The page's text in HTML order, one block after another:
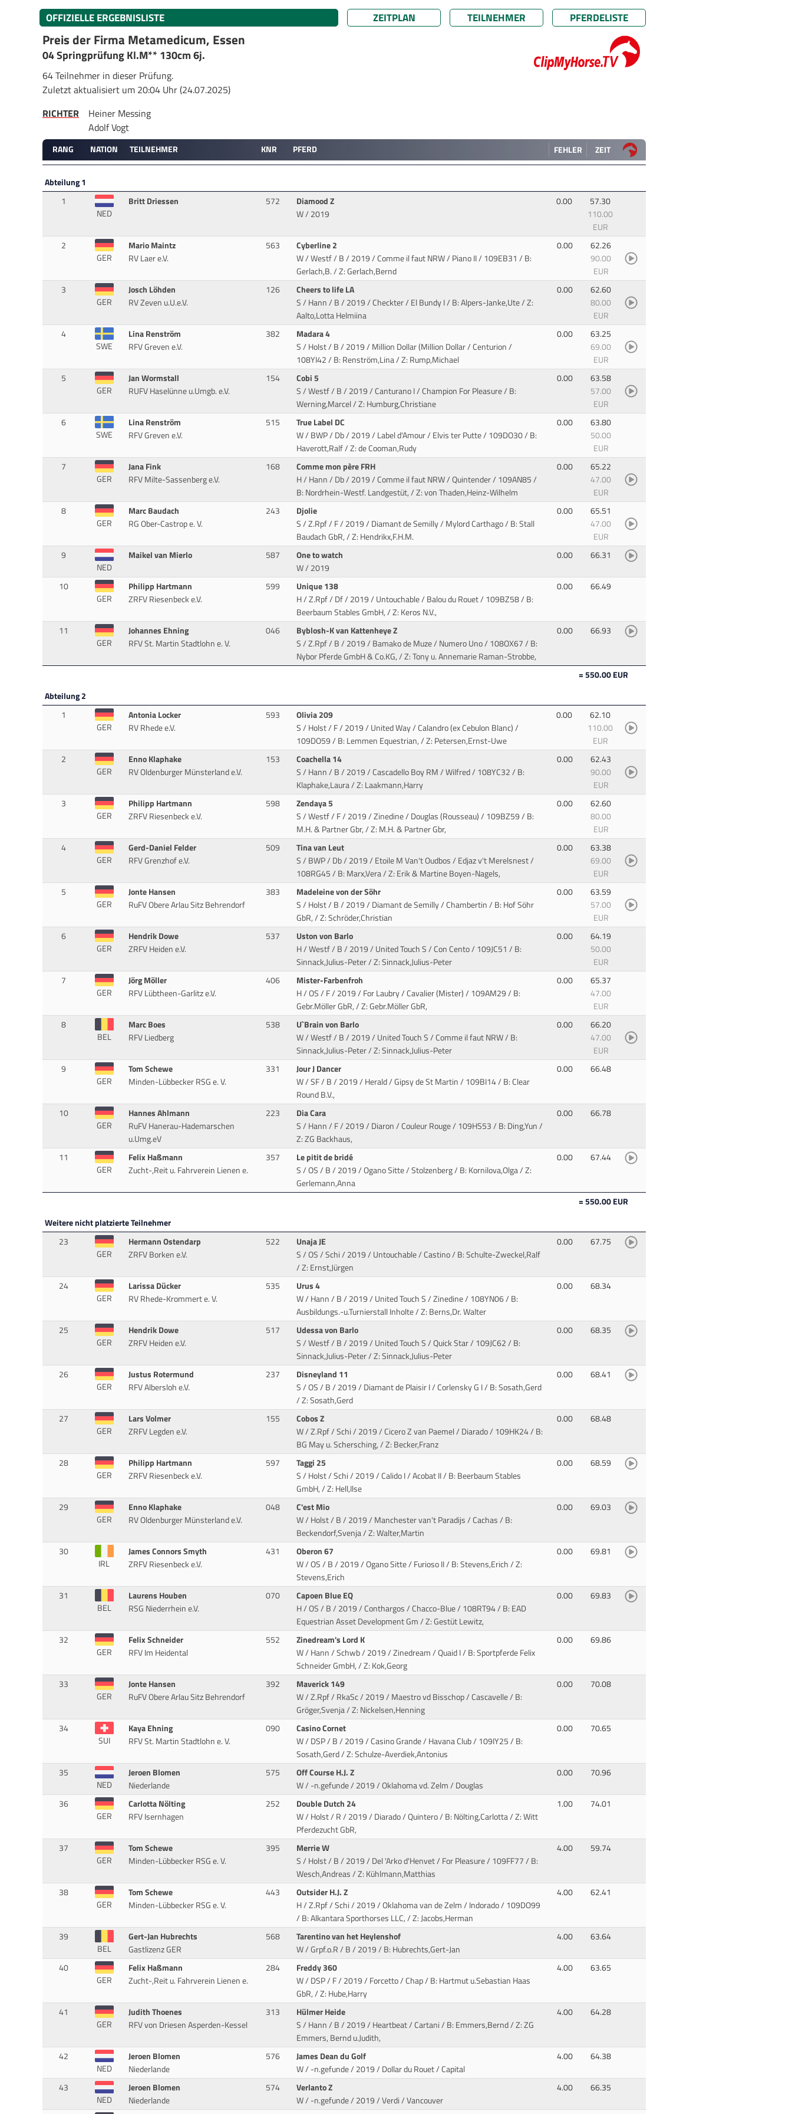
OFFIZIELLE ERGEBNISLISTE ZEITPLAN TEILNEHMER PFERDELISTE
Preis der Firma Metamedicum, Essen
04 Springprüfung Kl.M** 130cm 6j.
64 Teilnehmer in dieser Prüfung.
Zuletzt aktualisiert um 20:04 Uhr (24.07.2025)
RICHTER
Heiner Messing
Adolf Vogt
RANG NATION TEILNEHMER KNR PFERD FEHLER ZEIT
Abteilung 1
1
NED
Britt Driessen 572
Diamood Z
W / 2019
0.00
57.30
110.00
EUR
2
GER
Mario Maintz
RV Laer e.V.
563
Cyberline 2
W / Westf / B / 2019 / Comme il faut NRW / Piano II/ 109EB31 / B:
Gerlach,B. / Z: Gerlach,Bernd
0.00
62.26
90.00
EUR
3
GER
Josch Löhden
RV Zeven u.U.e.V.
126
Cheers to life LA
S / Hann / B / 2019 / Checkter / El Bundy I/ B: Alpers-Janke,Ute / Z:
Aalto,Lotta Helmiina
0.00
62.60
80.00
EUR
4
SWE
Lina Renström
RFV Greven e.V.
382
Madara 4
S / Holst / B / 2019 / Million Dollar (Million Dollar / Centurion/
108YI42 / B: Renström,Lina / Z: Rump,Michael
0.00
63.25
69.00
EUR
5
GER
Jan Wormstall
RUFV Haselünne u.Umgb. e.V.
154
Cobi 5
S / Westf / B / 2019 / Canturano I / Champion For Pleasure/ B:
Werning,Marcel / Z: Humburg,Christiane
0.00
63.58
57.00
EUR
6
SWE
Lina Renström
RFV Greven e.V.
515
True Label DC
W / BWP / Db / 2019 / Label d'Amour / Elvis ter Putte/ 109DO30 / B:
Haverott,Ralf / Z: de Cooman,Rudy
0.00
63.80
50.00
EUR
7
GER
Jana Fink
RFV Milte-Sassenberg e.V.
168
Comme mon père FRH
H / Hann / Db / 2019 / Comme il faut NRW / Quintender/ 109AN85 /
B: Nordrhein-Westf. Landgestüt, / Z: von Thaden,Heinz-Wilhelm
0.00
65.22
47.00
EUR
8
GER
Marc Baudach
RG Ober-Castrop e. V.
243
Djolie
S / Z.Rpf / F / 2019 / Diamant de Semilly / Mylord Carthago/ B: Stall
Baudach GbR, / Z: Hendrikx,F.H.M.
0.00
65.51
47.00
EUR
9
NED
Maikel van Mierlo 587
One to watch
W / 2019
0.00 66.31
10
GER
Philipp Hartmann
ZRFV Riesenbeck e.V.
599
Unique 138
H / Z.Rpf / Df / 2019 / Untouchable / Balou du Rouet/ 109BZ58 / B:
Beerbaum Stables GmbH, / Z: Keros N.V.,
0.00 66.49
11
GER
Johannes Ehning
RFV St. Martin Stadtlohn e. V.
046
Byblosh-K van Kattenheye Z
S / Z.Rpf / B / 2019 / Bamako de Muze / Numero Uno/ 108OX67 / B:
Nybor Pferde GmbH & Co.KG, / Z: Tony u. Annemarie Raman-Strobbe,
0.00 66.93
= 550.00 EUR
Abteilung 2
1
GER
Antonia Locker
RV Rhede e.V.
593
Olivia 209
S / Holst / F / 2019 / United Way / Calandro (ex Cebulon Blanc)/
109DO59 / B: Lemmen Equestrian, / Z: Petersen,Ernst-Uwe
0.00
62.10
110.00
EUR
2
GER
Enno Klaphake
RV Oldenburger Münsterland e.V.
153
Coachella 14
S / Hann / B / 2019 / Cascadello Boy RM / Wilfred/ 108YC32 / B:
Klaphake,Laura / Z: Laakmann,Harry
0.00
62.43
90.00
EUR
3
GER
Philipp Hartmann
ZRFV Riesenbeck e.V.
598
Zendaya 5
S / Westf / F / 2019 / Zinedine / Douglas (Rousseau)/ 109BZ59 / B:
M.H. & Partner Gbr, / Z: M.H. & Partner Gbr,
0.00
62.60
80.00
EUR
4
GER
Gerd-Daniel Felder
RFV Grenzhof e.V.
509
Tina van Leut
S / BWP / Db / 2019 / Etoile M Van't Oudbos / Edjaz v't Merelsnest/
108RG45 / B: Marx,Vera / Z: Erik & Martine Boyen-Nagels,
0.00
63.38
69.00
EUR
5
GER
Jonte Hansen
RuFV Obere Arlau Sitz Behrendorf
383
Madeleine von der Söhr
S / Holst / B / 2019 / Diamant de Semilly / Chambertin/ B: Hof Söhr
GbR, / Z: Schröder,Christian
0.00
63.59
57.00
EUR
6
GER
Hendrik Dowe
ZRFV Heiden e.V.
537
Uston von Barlo
H / Westf / B / 2019 / United Touch S / Con Cento/ 109JC51 / B:
Sinnack,Julius-Peter / Z: Sinnack,Julius-Peter
0.00
64.19
50.00
EUR
7
GER
Jörg Möller
RFV Lübtheen-Garlitz e.V.
406
Mister-Farbenfroh
H / OS / F / 2019 / For Laubry / Cavalier (Mister)/ 109AM29 / B:
Gebr.Möller GbR, / Z: Gebr.Möller GbR,
0.00
65.37
47.00
EUR
8
BEL
Marc Boes
RFV Liedberg
538
U`Brain von Barlo
W / Westf / B / 2019 / United Touch S / Comme il faut NRW/ B:
Sinnack,Julius-Peter / Z: Sinnack,Julius-Peter
0.00
66.20
47.00
EUR
9
GER
Tom Schewe
Minden-Lübbecker RSG e. V.
331
Jour J Dancer
W / SF / B / 2019 / Herald / Gipsy de St Martin/ 109BI14 / B: Clear
Round B.V.,
0.00 66.48
10
GER
Hannes Ahlmann
RuFV Hanerau-Hademarschen
u.Umg.eV
223
Dia Cara
S / Hann / F / 2019 / Diaron / Couleur Rouge/ 109HS53 / B: Ding,Yun /
Z: ZG Backhaus,
0.00 66.78
11
GER
Felix Haßmann
Zucht-,Reit u. Fahrverein Lienen e.
357
Le pitit de bridé
S / OS / B / 2019 / Ogano Sitte / Stolzenberg/ B: Kornilova,Olga / Z:
Gerlemann,Anna
0.00 67.44
= 550.00 EUR
Weitere nicht platzierte Teilnehmer
23
GER
Hermann Ostendarp
ZRFV Borken e.V.
522
Unaja JE
S / OS / Schi / 2019 / Untouchable / Castino/ B: Schulte-Zweckel,Ralf
/ Z: Ernst,Jürgen
0.00 67.75
24
GER
Larissa Dücker
RV Rhede-Krommert e. V.
535
Urus 4
W / Hann / B / 2019 / United Touch S / Zinedine/ 108YN06 / B:
Ausbildungs.-u.Turnierstall Inholte / Z: Berns,Dr. Walter
0.00 68.34
25
GER
Hendrik Dowe
ZRFV Heiden e.V.
517
Udessa von Barlo
S / Westf / B / 2019 / United Touch S / Quick Star/ 109JC62 / B:
Sinnack,Julius-Peter / Z: Sinnack,Julius-Peter
0.00 68.35
26
GER
Justus Rotermund
RFV Albersloh e.V.
237
Disneyland 11
S / OS / B / 2019 / Diamant de Plaisir I / Corlensky G I/ B: Sosath,Gerd
/ Z: Sosath,Gerd
0.00 68.41
27
GER
Lars Volmer
ZRFV Legden e.V.
155
Cobos Z
W / Z.Rpf / Schi / 2019 / Cicero Z van Paemel / Diarado/ 109HK24 / B:
BG May u. Schersching, / Z: Becker,Franz
0.00 68.48
28
GER
Philipp Hartmann
ZRFV Riesenbeck e.V.
597
Taggi 25
S / Holst / Schi / 2019 / Calido I / Acobat II/ B: Beerbaum Stables
GmbH, / Z: Hell,Ilse
0.00 68.59
29
GER
Enno Klaphake
RV Oldenburger Münsterland e.V.
048
C'est Mio
W / Holst / B / 2019 / Manchester van't Paradijs / Cachas/ B:
Beckendorf,Svenja / Z: Walter,Martin
0.00 69.03
30
IRL
James Connors Smyth
ZRFV Riesenbeck e.V.
431
Oberon 67
W / OS / B / 2019 / Ogano Sitte / Furioso II/ B: Stevens,Erich / Z:
Stevens,Erich
0.00 69.81
31
BEL
Laurens Houben
RSG Niederrhein e.V.
070
Capoen Blue EQ
H / OS / B / 2019 / Conthargos / Chacco-Blue/ 108RT94 / B: EAD
Equestrian Asset Development Gm / Z: Gestüt Lewitz,
0.00 69.83
32
GER
Felix Schneider
RFV Im Heidental
552
Zinedream's Lord K
W / Hann / Schwb / 2019 / Zinedream / Quaid I/ B: Sportpferde Felix
Schneider GmbH, / Z: Kok,Georg
0.00 69.86
33
GER
Jonte Hansen
RuFV Obere Arlau Sitz Behrendorf
392
Maverick 149
W / Z.Rpf / RkaSc / 2019 / Maestro vd Bisschop / Cascavelle/ B:
Gröger,Svenja / Z: Nickelsen,Henning
0.00 70.08
34
SUI
Kaya Ehning
RFV St. Martin Stadtlohn e. V.
090
Casino Cornet
W / DSP / B / 2019 / Casino Grande / Havana Club/ 109IY25 / B:
Sosath,Gerd / Z: Schulze-Averdiek,Antonius
0.00 70.65
35
NED
Jeroen Blomen
Niederlande
575
Off Course H.J. Z
W / -n.gefunde / 2019 / Oklahoma vd. Zelm / Douglas
0.00 70.96
36
GER
Carlotta Nölting
RFV Isernhagen
252
Double Dutch 24
W / Holst / R / 2019 / Diarado / Quintero/ B: Nölting,Carlotta / Z: Witt
Pferdezucht GbR,
1.00 74.01
37
GER
Tom Schewe
Minden-Lübbecker RSG e. V.
395
Merrie W
S / Holst / B / 2019 / Del 'Arko d'Henvet / For Pleasure/ 109FF77 / B:
Wesch,Andreas / Z: Kühlmann,Matthias
4.00 59.74
38
GER
Tom Schewe
Minden-Lübbecker RSG e. V.
443
Outsider H.J. Z
H / Z.Rpf / Schi / 2019 / Oklahoma van de Zelm / Indorado/ 109DO99
/ B: Alkantara Sporthorses LLC, / Z: Jacobs,Herman
4.00 62.41
39
BEL
Gert-Jan Hubrechts
Gastlizenz GER
568
Tarentino van het Heylenshof
W / Grpf.o.R / B / 2019/ B: Hubrechts,Gert-Jan
4.00 63.64
40
GER
Felix Haßmann
Zucht-,Reit u. Fahrverein Lienen e.
284
Freddy 360
W / DSP / F / 2019 / Forcetto / Chap/ B: Hartmut u.Sebastian Haas
GbR, / Z: Hube,Harry
4.00 63.65
41
GER
Judith Thoenes
RFV von Driesen Asperden-Kessel
313
Hülmer Heide
S / Hann / B / 2019 / Heartbeat / Cartani/ B: Emmers,Bernd / Z: ZG
Emmers, Bernd u.Judith,
4.00 64.28
42
NED
Jeroen Blomen
Niederlande
576
James Dean du Golf
W / -n.gefunde / 2019 / Dollar du Rouet / Capital
4.00 64.38
43
NED
Jeroen Blomen
Niederlande
574
Verlanto Z
W / -n.gefunde / 2019 / Verdi / Vancouver
4.00 66.35